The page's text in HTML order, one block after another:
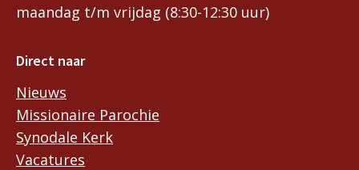
maandag t/m vrijdag (8:30-12:30 uur)
Direct naar
Nieuws
Missionaire Parochie
Synodale Kerk
Vacatures